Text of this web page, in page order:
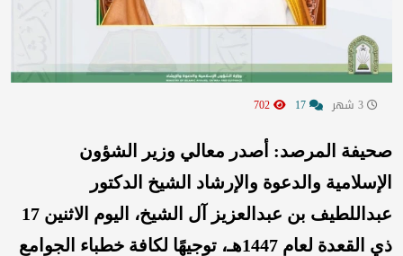
صحيفة المرصد: أصدر معالي وزير الشؤون
الإسلامية والدعوة والإرشاد الشيخ الدكتور
عبداللطيف بن عبدالعزيز آل الشيخ، اليوم الاثنين 17
ذي القعدة لعام 1447هـ، توجيهًا لكافة خطباء الجوامع